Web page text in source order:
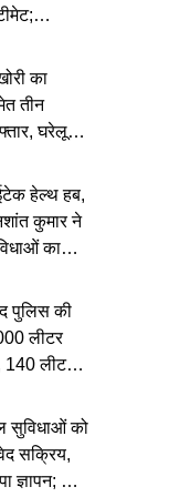
लॉन्च
का
तीन
घरेलू
मांगे जा रहे
हेल्थ हब,
कुमार ने
का
मरीजों
बड़ा सुधार
पुलिस की
लीटर
140 लीटर
आरोपी
सुविधाओं को
सक्रिय,
ज्ञापन; दो